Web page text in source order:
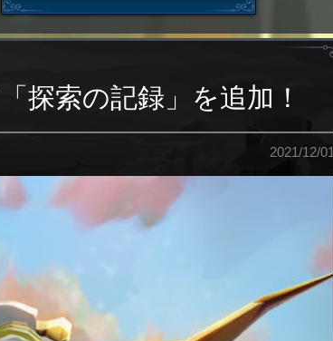
探索の記録」を追加！
2021/12/01